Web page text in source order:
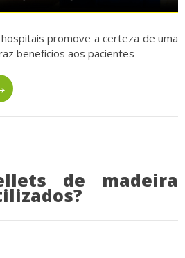
promove a certeza de uma
benefícios aos pacientes
de madeira